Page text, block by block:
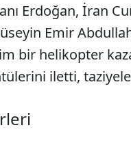
Erdoğan, İran
Emir
bir helikopter
iletti,